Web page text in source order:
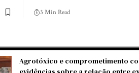
3 Min Read
Agrotóxico e comprometimento